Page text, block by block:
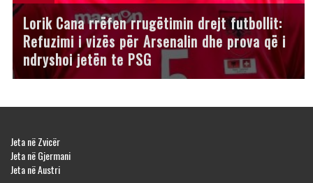
Lorik Cana rrëfen rrugëtimin drejt futbollit:
Refuzimi i vizës për Arsenalin dhe prova që i
ndryshoi jetën te PSG
Jeta në Zvicër
Jeta në Gjermani
Jeta në Austri